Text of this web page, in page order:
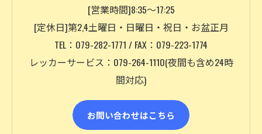
[営業時間]8:35～17:25
[定休日]第2,4土曜日・日曜日・祝日・お盆正月
TEL：079-282-1771 / FAX：079-223-1774
レッカーサービス：079-264-1110(夜間も含め24時
間対応)
お問い合わせはこちら